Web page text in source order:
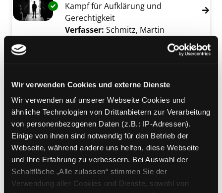
Wir verwenden Cookies und externe Dienste
Wir verwenden auf unserer Webseite Cookies und
ähnliche Technologien von Drittanbietern zur Verarbeitung
von personenbezogenen Daten (z.B.: IP-Adressen).
Einige von ihnen sind notwendig für den Betrieb der
Webseite, während andere uns helfen, diese Webseite
und Ihre Erfahrung zu verbessern. Bei Auswahl der
Schaltfläche „Alle zulassen“ stimmen Sie der
Verwendung aller Cookies und Dienste, sowohl von
Exemplar-Details von Der dunkle Hirte
Kampf für Aufklärung und
Gerechtigkeit
Verfasser: Schmitz, Martin
Köln, Lübbe
Exemplar-Details von Vater unser in der
Vater unser in der Hölle
Inzest und Missbrauch eines jungen
Mädchens in den Abgründen einer
satanischen Sekte
Verfasser:Fröhling, UllaSuche nach
Jahr:2022
Verlag:München, Mvg-Verl.
Mediengruppe:Objekt